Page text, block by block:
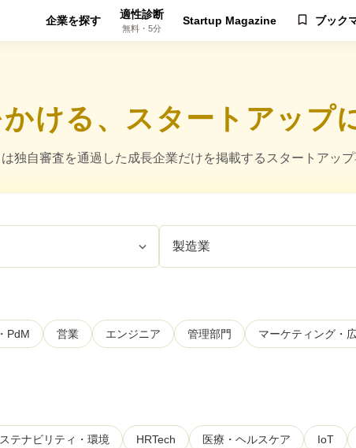
企業を探す 適性診断
無料・5分
Startup Magazine ブック
ける、スタートアップ
独自審査を通過した成長企業だけを掲載するスタートアッ
PdM 営業 エンジニア 管理部門 マーケティング・
テナビリティ・環境 HRTech 医療・ヘルスケア IoT